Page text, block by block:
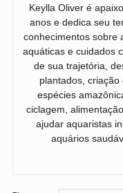
Keylla Oliver é
anos e dedica seu
conhecimentos sobre
aquáticas e cuidados
de sua trajetória,
plantados,
espécies
ciclagem,
ajudar aquaristas
aquários